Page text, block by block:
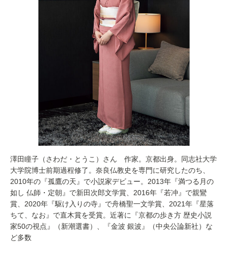
澤田瞳子（さわだ・とうこ）さん 作家。京都出身。同志社大学
大学院博士前期過程修了。奈良仏教史を専門に研究したのち、
2010年の『孤鷹の天』で小説家デビュー。2013年『満つる月の
如し 仏師・定朝』で新田次郎文学賞、2016年『若冲』で親鸞
賞、2020年『駆け入りの寺』で舟橋聖一文学賞、2021年『星落
ちて、なお』で直木賞を受賞。近著に『京都の歩き方 歴史小説
家50の視点』（新潮選書）、『金波 銀波』（中央公論新社）な
ど多数